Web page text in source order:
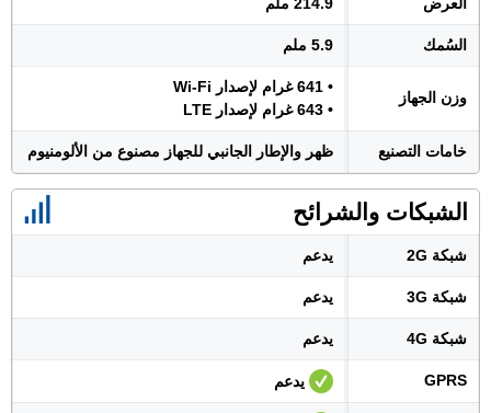
السُمك 5.9 ملم
وزن الجهاز
• 641 غرام لإصدار Wi-Fi
• 643 غرام لإصدار LTE
خامات التصنيع ظهر والإطار الجانبي للجهاز مصنوع من الألومنيوم
الشبكات والشرائح
شبكة 2G يدعم
شبكة 3G يدعم
شبكة 4G يدعم
GPRS يدعم